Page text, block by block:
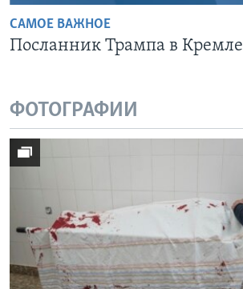
САМОЕ ВАЖНОЕ
Посланник Трампа в Кремле
ФОТОГРАФИИ